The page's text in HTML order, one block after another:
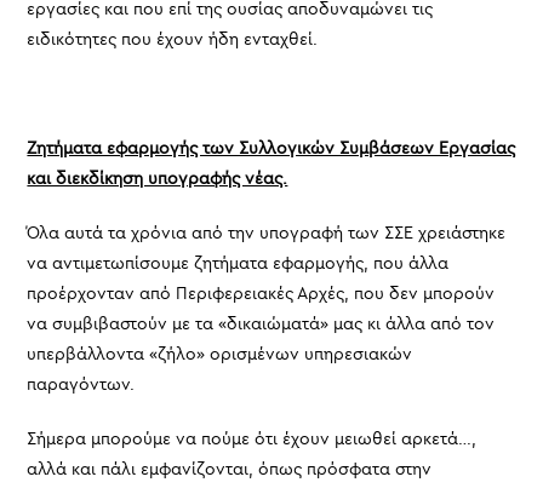
εργασίες και που επί της ουσίας αποδυναμώνει τις
ειδικότητες που έχουν ήδη ενταχθεί.
Ζητήματα εφαρμογής των Συλλογικών Συμβάσεων Εργασίας
και διεκδίκηση υπογραφής νέας.
Όλα αυτά τα χρόνια από την υπογραφή των ΣΣΕ χρειάστηκε
να αντιμετωπίσουμε ζητήματα εφαρμογής, που άλλα
προέρχονταν από Περιφερειακές Αρχές, που δεν μπορούν
να συμβιβαστούν με τα «δικαιώματά» μας κι άλλα από τον
υπερβάλλοντα «ζήλο» ορισμένων υπηρεσιακών
παραγόντων.
Σήμερα μπορούμε να πούμε ότι έχουν μειωθεί αρκετά…,
αλλά και πάλι εμφανίζονται, όπως πρόσφατα στην